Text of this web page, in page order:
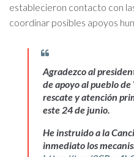
establecieron contacto con
coordinar posibles apoyos
Agradezco al
de apoyo al pueblo
rescate y atención
este 24 de junio.
He instruido a la
inmediato los